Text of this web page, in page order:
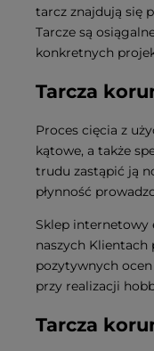
tarcz znajdują się
Tarcze są
konkretnych
Tarcza
Proces cięcia z
kątowe, a także
trudu zastąpić ją
płynność
Sklep internetowy
naszych Klientach
pozytywnych
przy realizacji
Tarcza